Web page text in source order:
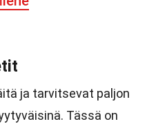
ja tarvitsevat paljon
Tässä on